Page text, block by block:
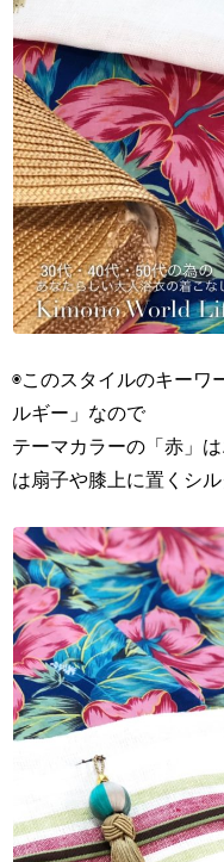
◉このスタイルのキーワ
ルギー」なので
テーマカラーの「赤」
は扇子や膝上に置くシ